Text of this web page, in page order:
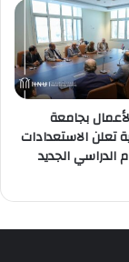
بجامعة
تعلن الاستعدادات
الدراسي الجديد